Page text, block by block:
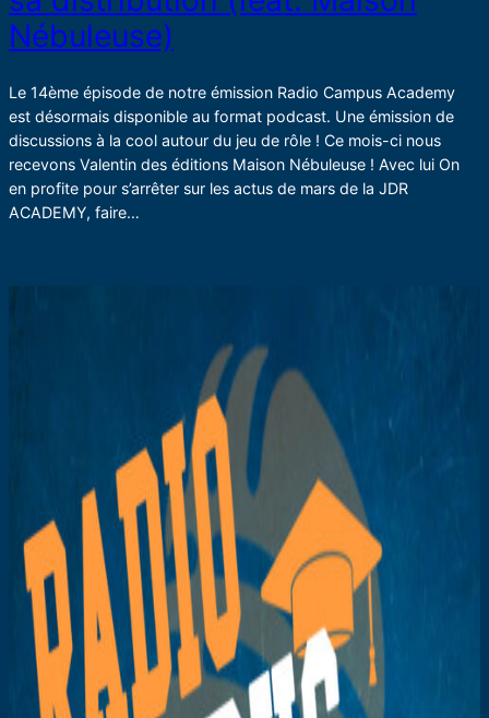
Nébuleuse)
Le 14ème épisode de notre émission Radio Campus Academy
est désormais disponible au format podcast. Une émission de
discussions à la cool autour du jeu de rôle ! Ce mois-ci nous
recevons Valentin des éditions Maison Nébuleuse ! Avec lui On
en profite pour s’arrêter sur les actus de mars de la JDR
ACADEMY, faire…